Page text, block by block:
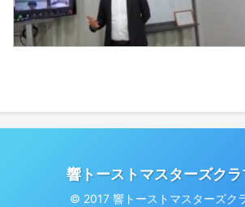
響トーストマスターズク
© 2017 響トーストマスターズク